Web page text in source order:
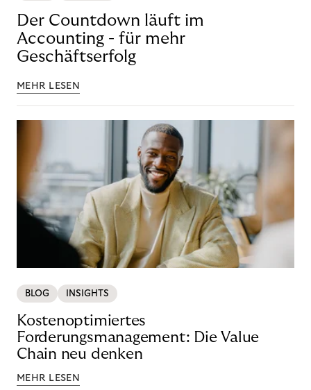
Der Countdown läuft im
Accounting - für mehr
Geschäftserfolg
MEHR LESEN
BLOG INSIGHTS
Kostenoptimiertes
Forderungsmanagement: Die Value
Chain neu denken
MEHR LESEN